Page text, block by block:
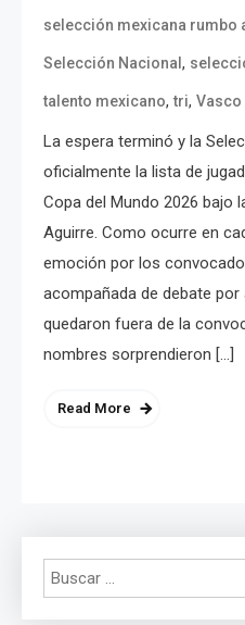
selección mexicana rumbo
Selección Nacional ,
talento mexicano,tri,
La espera terminó y la
oficialmente la lista de
Copa del Mundo 2026 bajo
Aguirre. Como ocurre en
emoción por los
acompañada de debate
quedaron fuera de la
nombres sorprendieron […]
Read More